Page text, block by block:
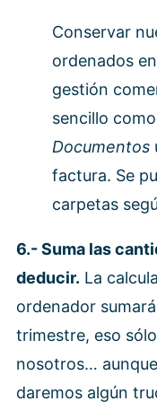
Conservar
ordenados
gestión
sencillo
Documentos
factura. Se
carpetas
6.- Suma las
deducir. La
ordenador
trimestre, eso
nosotros…
daremos algún